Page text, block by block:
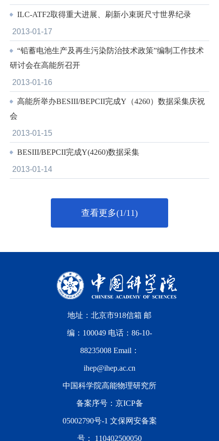
ILC-ATF2取得重大进展、刷新小束斑尺寸世界纪录
2013-01-17
“铅蓄电池生产及再生污染防治技术政策”编制工作技术
研讨会在高能所召开
2013-01-16
高能所举办BESIII/BEPCII完成Y（4260）数据采集庆祝
会
2013-01-15
BESIII/BEPCII完成Y(4260)数据采集
2013-01-14
查看更多(1/11)
地址：北京市918信箱 邮
编：100049 电话：86-10-
88235008 Email：
ihep@ihep.ac.cn
中国科学院高能物理研究所
备案序号： 京ICP备
05002790号-1 文保网安备案
号： 110402500050